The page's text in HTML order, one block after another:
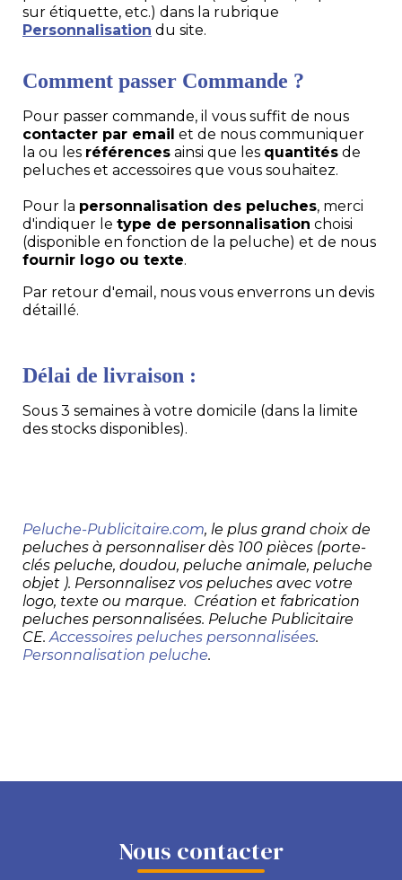
sur étiquette, etc.) dans la rubrique
Personnalisation du site.
Comment passer Commande ?
Pour passer commande, il vous suffit de nous
contacter par email et de nous communiquer
la ou les références ainsi que les quantités de
peluches et accessoires que vous souhaitez.
Pour la personnalisation des peluches, merci
d'indiquer le type de personnalisation choisi
(disponible en fonction de la peluche) et de nous
fournir logo ou texte.
Par retour d'email, nous vous enverrons un devis
détaillé.
Délai de livraison :
Sous 3 semaines à votre domicile (dans la limite
des stocks disponibles).
Peluche-Publicitaire.com, le plus grand choix de
peluches à personnaliser dès 100 pièces (porte-
clés peluche, doudou, peluche animale, peluche
objet ). Personnalisez vos peluches avec votre
logo, texte ou marque. Création et fabrication
peluches personnalisées. Peluche Publicitaire
CE. Accessoires peluches personnalisées.
Personnalisation peluche.
Nous contacter